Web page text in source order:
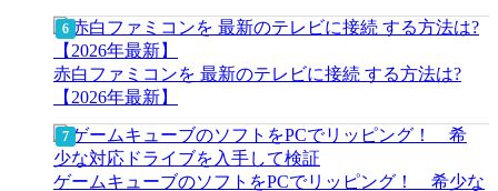
赤白ファミコンを 最新のテレビに接続 する方法は?
【2026年最新】
ゲームキューブのソフトをPCでリッピング！ 希少な